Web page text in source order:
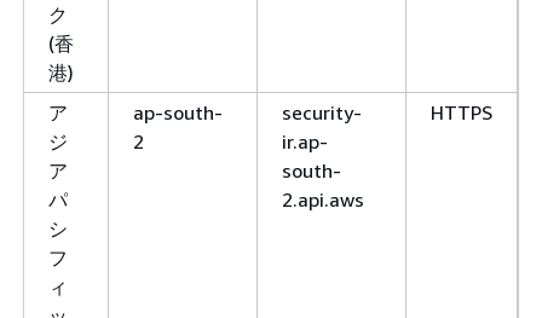
ク
(香
港)
ア
ジ
ア
パ
シ
フ
ィ
ap-south-
2
security-
ir.ap-
south-
2.api.aws
HTTPS